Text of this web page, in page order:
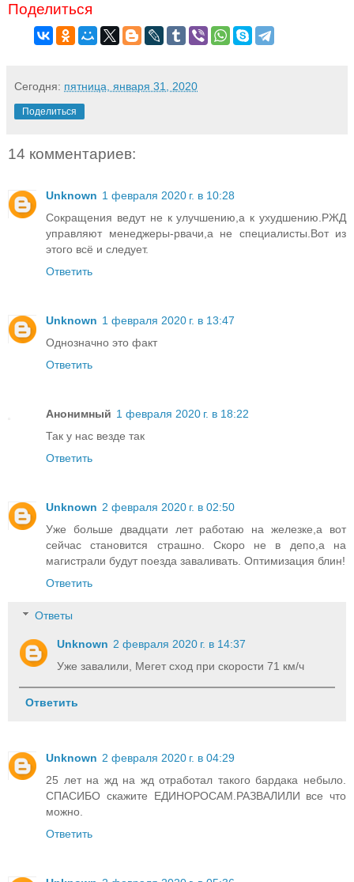
Поделиться
Сегодня: пятница, января 31, 2020
Поделиться
14 комментариев:
Unknown 1 февраля 2020 г. в 10:28
Сокращения ведут не к улучшению,а к ухудшению.РЖД
управляют менеджеры-рвачи,а не специалисты.Вот из
этого всё и следует.
Ответить
Unknown 1 февраля 2020 г. в 13:47
Однозначно это факт
Ответить
Анонимный 1 февраля 2020 г. в 18:22
Так у нас везде так
Ответить
Unknown 2 февраля 2020 г. в 02:50
Уже больше двадцати лет работаю на железке,а вот
сейчас становится страшно. Скоро не в депо,а на
магистрали будут поезда заваливать. Оптимизация блин!
Ответить
Ответы
Unknown 2 февраля 2020 г. в 14:37
Уже завалили, Мегет сход при скорости 71 км/ч
Ответить
Unknown 2 февраля 2020 г. в 04:29
25 лет на жд на жд отработал такого бардака небыло.
СПАСИБО скажите ЕДИНОРОСАМ.РАЗВАЛИЛИ все что
можно.
Ответить